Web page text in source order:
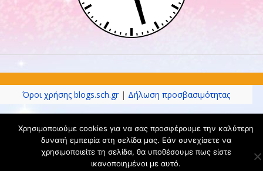
Όροι χρήσης blogs.sch.gr| Δήλωση προσβασιμότητας
Χρησιμοποιούμε cookies για να σας προσφέρουμε την καλύτερη
δυνατή εμπειρία στη σελίδα μας. Εάν συνεχίσετε να
χρησιμοποιείτε τη σελίδα, θα υποθέσουμε πως είστε
ικανοποιημένοι με αυτό.